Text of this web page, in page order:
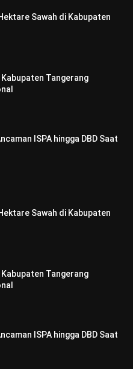
Sawah di Kabupaten
Tangerang
ISPA hingga DBD Saat
Sawah di Kabupaten
Tangerang
ISPA hingga DBD Saat